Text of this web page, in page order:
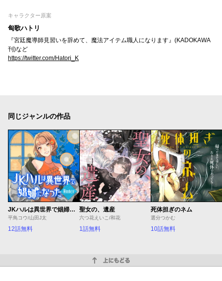
キャラクター原案
匈歌ハトリ
『宮廷魔導師見習いを辞めて、魔法アイテム職人になります』(KADOKAWA
刊)など
https://twitter.com/Hatori_K
同じジャンルの作品
JKハルは異世界で娼婦になった Winter
平鳥コウ/山田J太
12話無料
聖女の、遺産
六つ花えいこ/和花
1話無料
死体担ぎのネム
選分つかむ
10話無料